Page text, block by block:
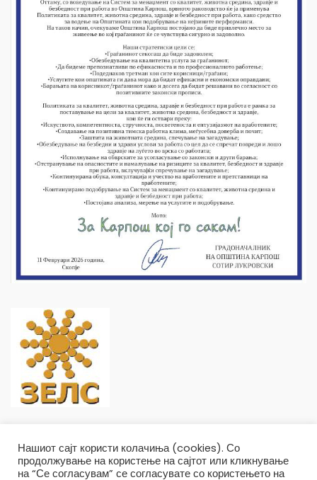
Нашиот сајт користи колачиња (cookies). Со
продолжување на користење на сајтот или кликнување
на “Се согласувам” се согласувате со користењето на